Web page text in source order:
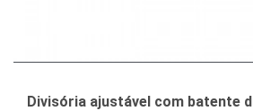
Divisória ajustável com batente